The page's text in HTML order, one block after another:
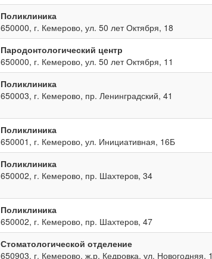
Поликлиника
650000, г. Кемерово, ул. 50 лет Октября, 18
Пародонтологический центр
650000, г. Кемерово, ул. 50 лет Октября, 11
Поликлиника
650003, г. Кемерово, пр. Ленинградский, 41
Поликлиника
650001, г. Кемерово, ул. Инициативная, 16Б
Поликлиника
650002, г. Кемерово, пр. Шахтеров, 34
Поликлиника
650002, г. Кемерово, пр. Шахтеров, 47
Стоматологической отделение
650903, г. Кемерово, ж.р. Кедровка, ул. Новогодняя, 1